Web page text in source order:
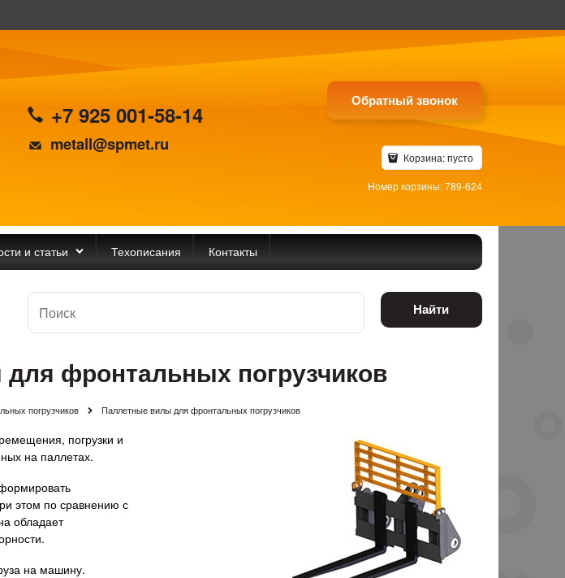
+7 925 001-58-14
metall@spmet.ru
Обратный звонок
Корзина:пусто
Номер корзины: 789-624
и статьи Техописания Контакты
Найти
фронтальных погрузчиков
погрузчиков Паллетные вилы для фронтальных погрузчиков
погрузки и
на паллетах.
этом по сравнению с
обладает
на машину.